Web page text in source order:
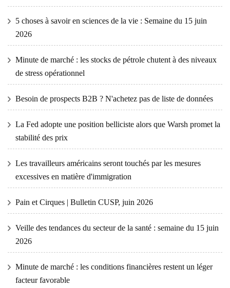
5 choses à savoir en sciences de la vie : Semaine du 15 juin
2026
Minute de marché : les stocks de pétrole chutent à des niveaux
de stress opérationnel
Besoin de prospects B2B ? N'achetez pas de liste de données
La Fed adopte une position belliciste alors que Warsh promet la
stabilité des prix
Les travailleurs américains seront touchés par les mesures
excessives en matière d'immigration
Pain et Cirques | Bulletin CUSP, juin 2026
Veille des tendances du secteur de la santé : semaine du 15 juin
2026
Minute de marché : les conditions financières restent un léger
facteur favorable